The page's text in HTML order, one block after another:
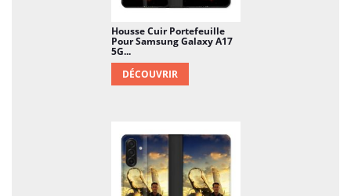
Housse Cuir Portefeuille
Pour Samsung Galaxy A17
5G...
DÉCOUVRIR